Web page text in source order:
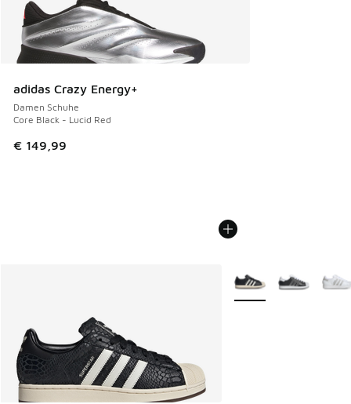
adidas Crazy Energy+
Damen Schuhe
Core Black - Lucid Red
€ 149,99
Weitere Farben